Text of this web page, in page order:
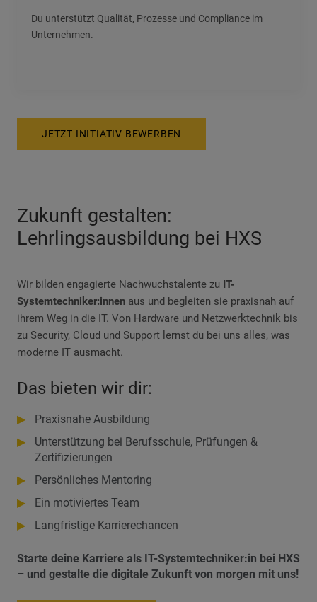
Du unterstützt Qualität, Prozesse und Compliance im
Unternehmen.
JETZT INITIATIV BEWERBEN
Zukunft gestalten:
Lehrlingsausbildung bei HXS
Wir bilden engagierte Nachwuchstalente zu IT-
Systemtechniker:innen aus und begleiten sie praxisnah auf
ihrem Weg in die IT. Von Hardware und Netzwerktechnik bis
zu Security, Cloud und Support lernst du bei uns alles, was
moderne IT ausmacht.
Das bieten wir dir:
▶
Praxisnahe Ausbildung
▶
Unterstützung bei Berufsschule, Prüfungen &
Zertifizierungen
▶
Persönliches Mentoring
▶
Ein motiviertes Team
▶
Langfristige Karrierechancen
Starte deine Karriere als IT-Systemtechniker:in bei HXS
– und gestalte die digitale Zukunft von morgen mit uns!